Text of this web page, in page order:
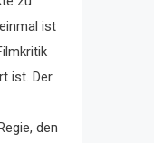
ist
ist. Der
den